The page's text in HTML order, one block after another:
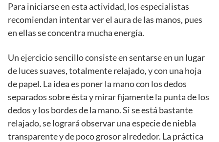
Para iniciarse en esta actividad, los especialistas
recomiendan intentar ver el aura de las manos, pues
en ellas se concentra mucha energía.
Un ejercicio sencillo consiste en sentarse en un lugar
de luces suaves, totalmente relajado, y con una hoja
de papel. La idea es poner la mano con los dedos
separados sobre ésta y mirar fijamente la punta de los
dedos y los bordes de la mano. Si se está bastante
relajado, se logrará observar una especie de niebla
transparente y de poco grosor alrededor. La práctica